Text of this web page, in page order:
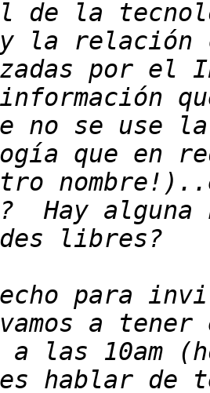
y la relación
que en
Hay alguna
para
a las 10am